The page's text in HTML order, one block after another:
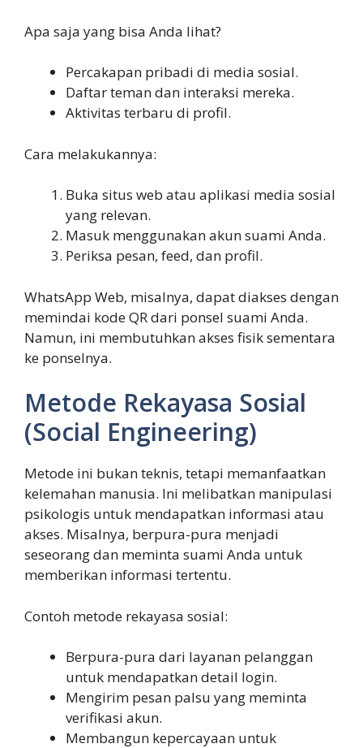
Apa saja yang bisa Anda lihat?
Percakapan pribadi di media sosial.
Daftar teman dan interaksi mereka.
Aktivitas terbaru di profil.
Cara melakukannya:
Buka situs web atau aplikasi media sosial
yang relevan.
Masuk menggunakan akun suami Anda.
Periksa pesan, feed, dan profil.
WhatsApp Web, misalnya, dapat diakses dengan
memindai kode QR dari ponsel suami Anda.
Namun, ini membutuhkan akses fisik sementara
ke ponselnya.
Metode Rekayasa Sosial
(Social Engineering)
Metode ini bukan teknis, tetapi memanfaatkan
kelemahan manusia. Ini melibatkan manipulasi
psikologis untuk mendapatkan informasi atau
akses. Misalnya, berpura-pura menjadi
seseorang dan meminta suami Anda untuk
memberikan informasi tertentu.
Contoh metode rekayasa sosial:
Berpura-pura dari layanan pelanggan
untuk mendapatkan detail login.
Mengirim pesan palsu yang meminta
verifikasi akun.
Membangun kepercayaan untuk